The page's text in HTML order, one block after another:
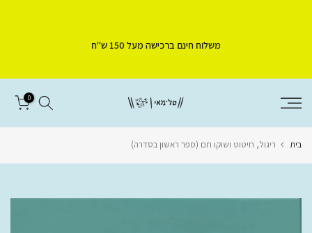
משלוח חינם ברכישה מעל 150 ש"ח
0
בית ריגול, חיטוט ושוקו חם (ספר ראשון בסדרה)